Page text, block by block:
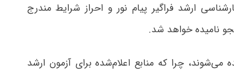
ارشد فراگیر پیام نور و احراز شرایط مندرج
نامیده خواهد شد.
می‌شوند، چرا که منابع اعلام‌شده برای آزمون ارشد